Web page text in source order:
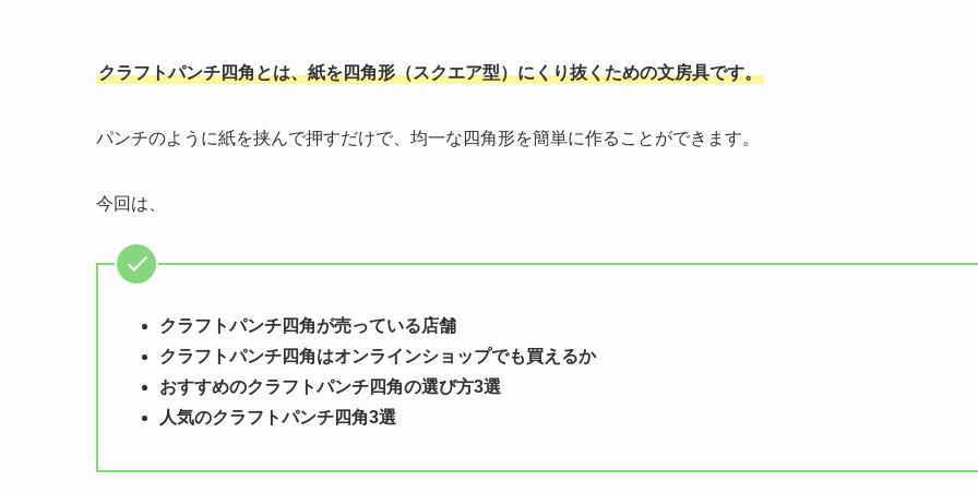
クラフトパンチ四角とは、紙を四角形（スクエア型）にくり抜くための文房具です。
パンチのように紙を挟んで押すだけで、均一な四角形を簡単に作ることができます。
今回は、
クラフトパンチ四角が売っている店舗
クラフトパンチ四角はオンラインショップでも買えるか
おすすめのクラフトパンチ四角の選び方3選
人気のクラフトパンチ四角3選